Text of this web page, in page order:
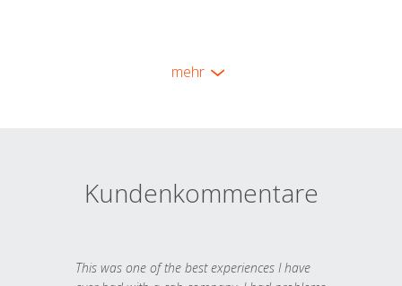
mehr
Kundenkommentare
This was one of the best experiences I have